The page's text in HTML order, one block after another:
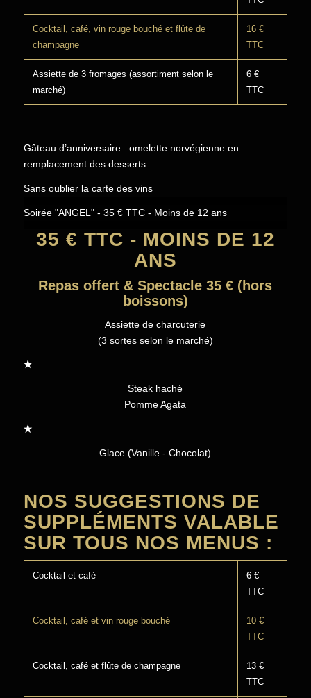
Cocktail, café, vin rouge bouché et flûte de
champagne
16 €
TTC
Assiette de 3 fromages (assortiment selon le
marché)
6 €
TTC
Gâteau d’anniversaire : omelette norvégienne en
remplacement des desserts
Sans oublier la carte des vins
Soirée "ANGEL" - 35 € TTC - Moins de 12 ans
35 € TTC - MOINS DE 12
ANS
Repas offert & Spectacle 35 € (hors
boissons)
Assiette de charcuterie
(3 sortes selon le marché)
Steak haché
Pomme Agata
Glace (Vanille - Chocolat)
NOS SUGGESTIONS DE
SUPPLÉMENTS VALABLE
SUR TOUS NOS MENUS :
Cocktail et café
6 €
TTC
Cocktail, café et vin rouge bouché
10 €
TTC
Cocktail, café et flûte de champagne
13 €
TTC